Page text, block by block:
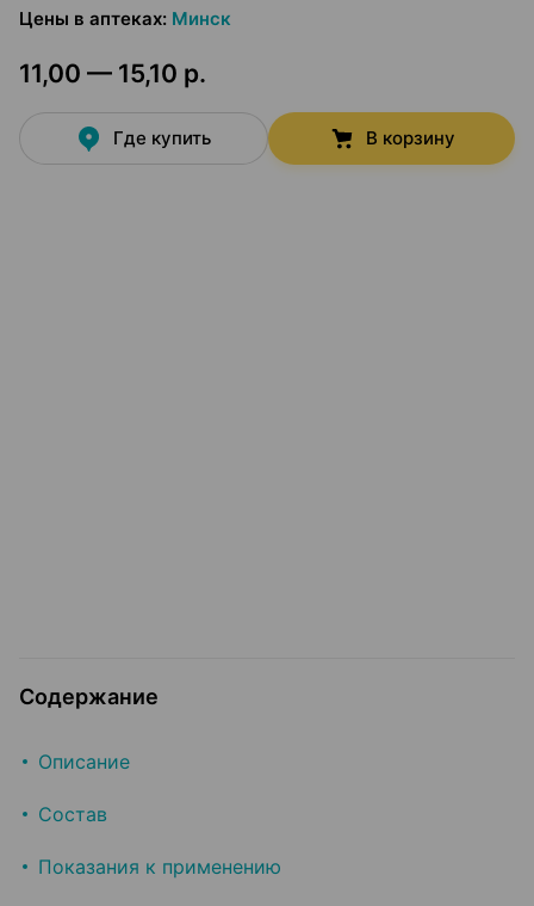
Цены в аптеках: Минск
11,00 — 15,10 р.
Где купить В корзину
Содержание
Описание
Состав
Показания к применению